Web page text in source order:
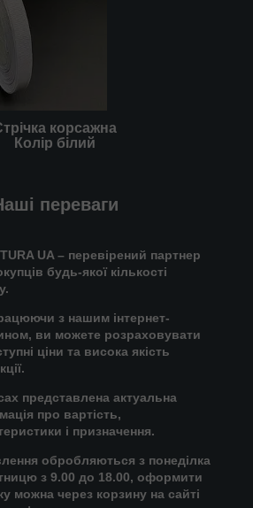
корсажна
Колір білий
переваги
UA – перевірений партнер
будь-якої кількості
з нашим інтернет-
ви можете розраховувати
ціни та висока якість
представлена актуальна
про вартість,
і призначення.
обробляються з понеділка
з 9.00 до 18.00, оформити
можна через корзину на сайті